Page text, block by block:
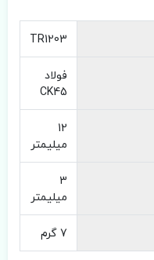
TR1203
فولاد
CK45
12
میلیمتر
3
میلیمتر
7 گرم